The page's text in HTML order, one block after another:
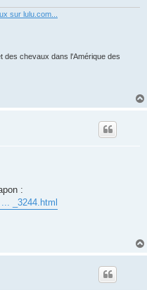
sur lulu.com...
des chevaux dans l'Amérique des
:
_3244.html